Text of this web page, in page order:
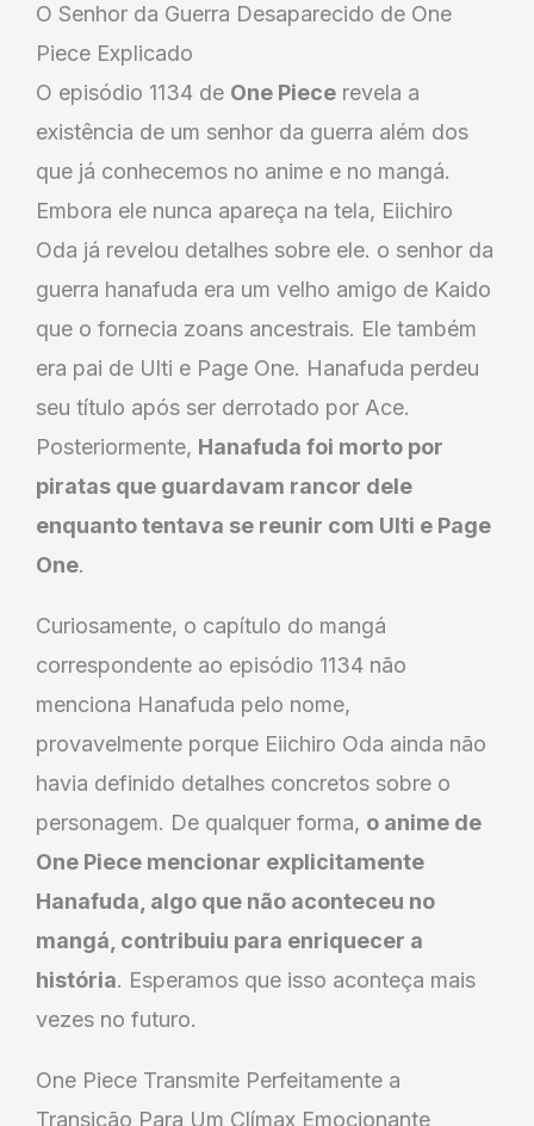
O Senhor da Guerra Desaparecido de One
Piece Explicado
O episódio 1134 de One Piece revela a
existência de um senhor da guerra além dos
que já conhecemos no anime e no mangá.
Embora ele nunca apareça na tela, Eiichiro
Oda já revelou detalhes sobre ele. o senhor da
guerra hanafuda era um velho amigo de Kaido
que o fornecia zoans ancestrais. Ele também
era pai de Ulti e Page One. Hanafuda perdeu
seu título após ser derrotado por Ace.
Posteriormente, Hanafuda foi morto por
piratas que guardavam rancor dele
enquanto tentava se reunir com Ulti e Page
One.
Curiosamente, o capítulo do mangá
correspondente ao episódio 1134 não
menciona Hanafuda pelo nome,
provavelmente porque Eiichiro Oda ainda não
havia definido detalhes concretos sobre o
personagem. De qualquer forma, o anime de
One Piece mencionar explicitamente
Hanafuda, algo que não aconteceu no
mangá, contribuiu para enriquecer a
história. Esperamos que isso aconteça mais
vezes no futuro.
One Piece Transmite Perfeitamente a
Transição Para Um Clímax Emocionante